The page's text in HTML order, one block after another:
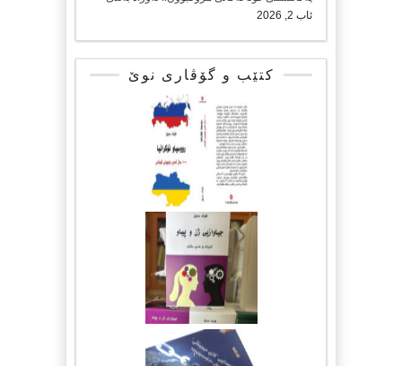
ئاب 2, 2026
کتێب و گۆڤاری نوێ